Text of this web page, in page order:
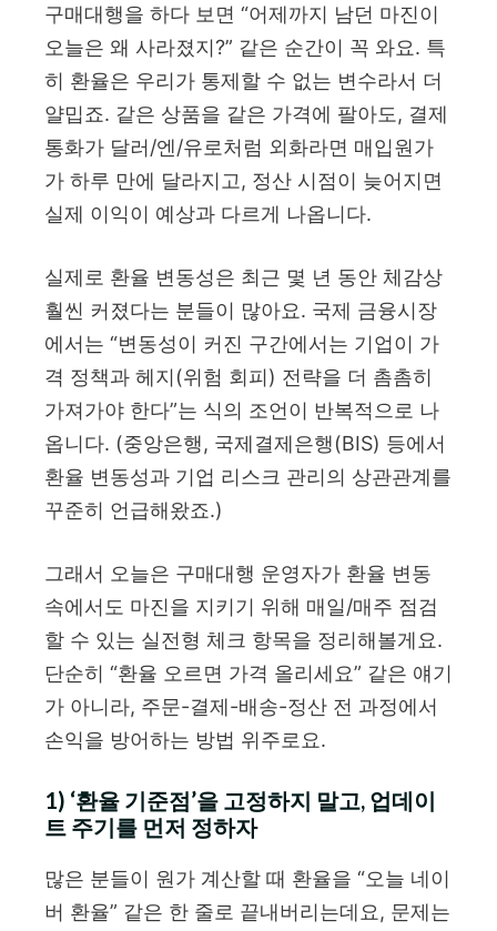
구매대행을 하다 보면 “어제까지 남던 마진이
오늘은 왜 사라졌지?” 같은 순간이 꼭 와요. 특
히 환율은 우리가 통제할 수 없는 변수라서 더
얄밉죠. 같은 상품을 같은 가격에 팔아도, 결제
통화가 달러/엔/유로처럼 외화라면 매입원가
가 하루 만에 달라지고, 정산 시점이 늦어지면
실제 이익이 예상과 다르게 나옵니다.
실제로 환율 변동성은 최근 몇 년 동안 체감상
훨씬 커졌다는 분들이 많아요. 국제 금융시장
에서는 “변동성이 커진 구간에서는 기업이 가
격 정책과 헤지(위험 회피) 전략을 더 촘촘히
가져가야 한다”는 식의 조언이 반복적으로 나
옵니다. (중앙은행, 국제결제은행(BIS) 등에서
환율 변동성과 기업 리스크 관리의 상관관계를
꾸준히 언급해왔죠.)
그래서 오늘은 구매대행 운영자가 환율 변동
속에서도 마진을 지키기 위해 매일/매주 점검
할 수 있는 실전형 체크 항목을 정리해볼게요.
단순히 “환율 오르면 가격 올리세요” 같은 얘기
가 아니라, 주문-결제-배송-정산 전 과정에서
손익을 방어하는 방법 위주로요.
1) ‘환율 기준점’을 고정하지 말고, 업데이
트 주기를 먼저 정하자
많은 분들이 원가 계산할 때 환율을 “오늘 네이
버 환율” 같은 한 줄로 끝내버리는데요, 문제는